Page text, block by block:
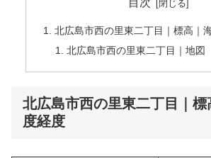
北広島市西の里東二丁目｜標高｜
北広島市西の里東二丁目｜地図
北広島市西の里東二丁目｜
度経度